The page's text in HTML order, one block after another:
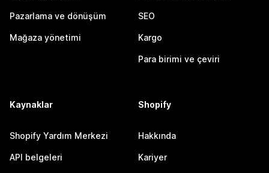
Pazarlama ve dönüşüm
Mağaza yönetimi
SEO
Kargo
Para birimi ve çeviri
Kaynaklar
Shopify Yardım Merkezi
API belgeleri
Shopify
Hakkında
Kariyer